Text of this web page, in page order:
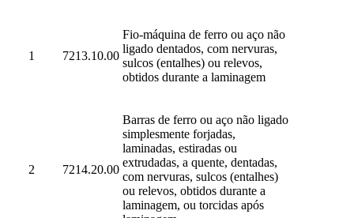
1 7213.10.00
Fio-máquina de ferro ou aço não
ligado dentados, com nervuras,
sulcos (entalhes) ou relevos,
obtidos durante a laminagem
2 7214.20.00
Barras de ferro ou aço não ligado
simplesmente forjadas,
laminadas, estiradas ou
extrudadas, a quente, dentadas,
com nervuras, sulcos (entalhes)
ou relevos, obtidos durante a
laminagem, ou torcidas após